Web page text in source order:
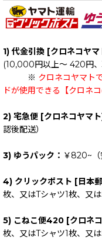
1) 代金引換 [クロネコヤ
(10,000円以上～ 420円
※ クロネコヤマト
ドが使用できる【クロネ
2) 宅急便 [クロネコヤマト
認後配送）
3) ゆうパック： ￥820~（
4) クリックポスト [日本
枚、又はTシャツ1枚、又
5) こねこ便420 [クロネコ
枚、又はTシャツ1枚、又